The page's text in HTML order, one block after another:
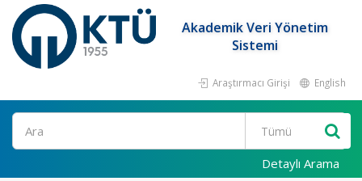
Akademik Veri Yönetim
Sistemi
Araştırmacı Girişi English
Ara
Detaylı Arama